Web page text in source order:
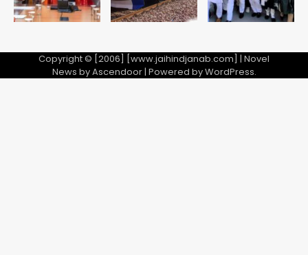
Copyright © [2006] [www.jaihindjanab.com] | Novel
News byAscendoor| Powered byWordPress.